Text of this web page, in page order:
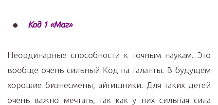
Код 1 «Маг»
Неординарные способности к точным наукам. Это
вообще очень сильный Код на таланты. В будущем
хорошие бизнесмены, айтишники. Для таких детей
очень важно мечтать, так как у них сильная сила